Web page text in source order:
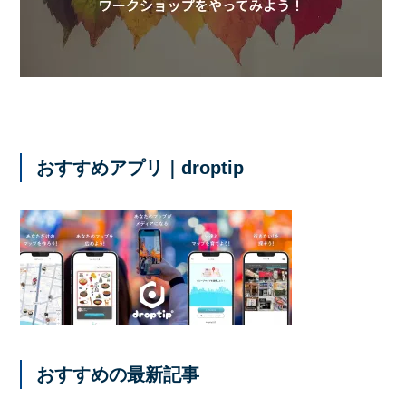
おすすめアプリ｜droptip
おすすめの最新記事